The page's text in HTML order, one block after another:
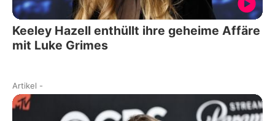
Keeley Hazell enthüllt ihre geheime Affäre
mit Luke Grimes
Artikel -